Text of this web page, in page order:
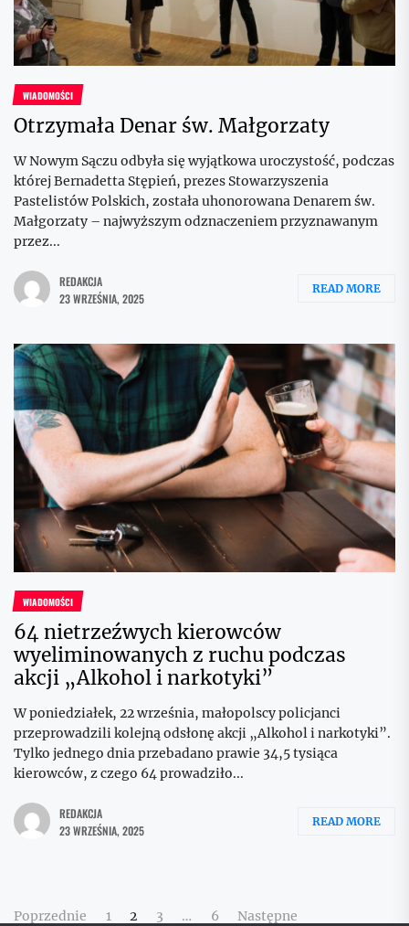
WIADOMOŚCI
Otrzymała Denar św. Małgorzaty
W Nowym Sączu odbyła się wyjątkowa uroczystość, podczas
której Bernadetta Stępień, prezes Stowarzyszenia
Pastelistów Polskich, została uhonorowana Denarem św.
Małgorzaty – najwyższym odznaczeniem przyznawanym
przez...
REDAKCJA
23 WRZEŚNIA, 2025
READ MORE
WIADOMOŚCI
64 nietrzeźwych kierowców
wyeliminowanych z ruchu podczas
akcji „Alkohol i narkotyki”
W poniedziałek, 22 września, małopolscy policjanci
przeprowadzili kolejną odsłonę akcji „Alkohol i narkotyki”.
Tylko jednego dnia przebadano prawie 34,5 tysiąca
kierowców, z czego 64 prowadziło...
REDAKCJA
23 WRZEŚNIA, 2025
READ MORE
Stronicowanie
Poprzednie 1 2 3 … 6 Następne